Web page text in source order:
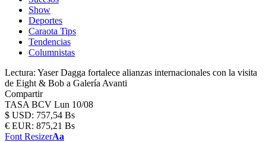
Show
Deportes
Caraota Tips
Tendencias
Columnistas
Lectura: Yaser Dagga fortalece alianzas internacionales con la visita
de Eight & Bob a Galería Avanti
Compartir
TASA BCV Lun 10/08
$ USD: 757,54 Bs
€ EUR: 875,21 Bs
Font ResizerAa